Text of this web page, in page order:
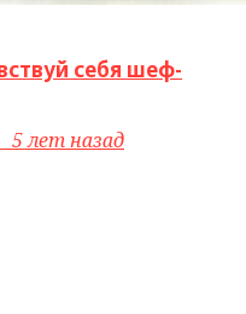
себя шеф-
5 лет назад